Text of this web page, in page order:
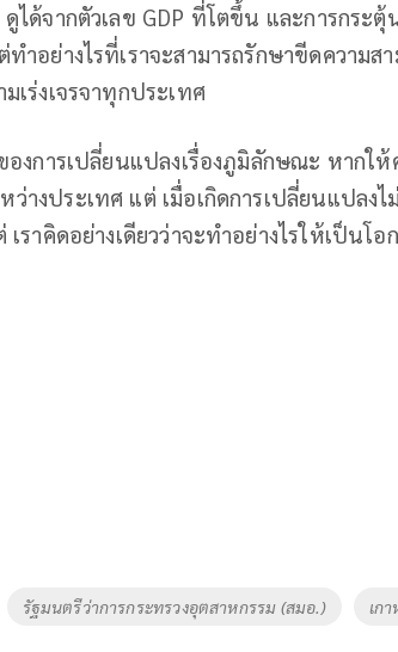
ด้จากตัวเลข GDP ที่โตขึ้น และการกระตุ้
ำอย่างไรที่เราจะสามารถรักษาขีดความส
เร่งเจรจาทุกประเทศ
องการเปลี่ยนแปลงเรื่องภูมิลักษณะ หากใ
างประเทศ แต่ เมื่อเกิดการเปลี่ยนแปลงไ
ราคิดอย่างเดียวว่าจะทำอย่างไรให้เป็นโอ
รัฐมนตรีว่าการกระทรวงอุตสาหกรรม (สมอ.) เก